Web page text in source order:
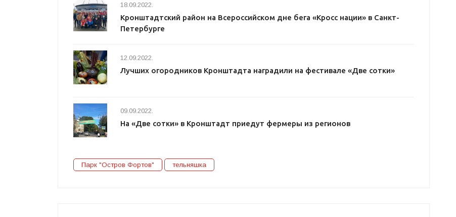
18.09.2022.
Кронштадтский район на Всероссийском дне бега «Кросс нации» в Санкт-
Петербурге
12.09.2022.
Лучших огородников Кронштадта наградили на фестивале «Две сотки»
09.09.2022.
На «Две сотки» в Кронштадт приедут фермеры из регионов
Парк "Остров Фортов" тельняшка